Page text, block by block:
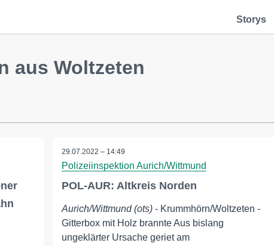
Storys
aus Woltzeten
29.07.2022 – 14:49
Polizeiinspektion Aurich/Wittmund
POL-AUR: Altkreis Norden
Aurich/Wittmund (ots)- Krummhörn/Woltzeten -
Gitterbox mit Holz brannte Aus bislang
ungeklärter Ursache geriet am